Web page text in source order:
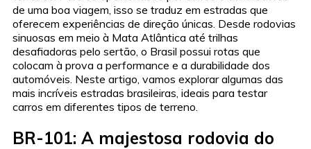
de uma boa viagem, isso se traduz em estradas que
oferecem experiências de direção únicas. Desde rodovias
sinuosas em meio à Mata Atlântica até trilhas
desafiadoras pelo sertão, o Brasil possui rotas que
colocam à prova a performance e a durabilidade dos
automóveis. Neste artigo, vamos explorar algumas das
mais incríveis estradas brasileiras, ideais para testar
carros em diferentes tipos de terreno.
BR-101: A majestosa rodovia do